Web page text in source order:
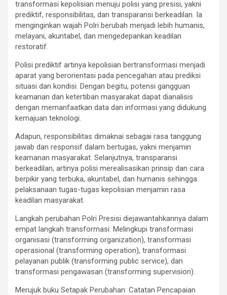
transformasi kepolisian menuju polisi yang presisi, yakni
prediktif, responsibilitas, dan transparansi berkeadilan. Ia
menginginkan wajah Polri berubah menjadi lebih humanis,
melayani, akuntabel, dan mengedepankan keadilan
restoratif.
Polisi prediktif artinya kepolisian bertransformasi menjadi
aparat yang berorientasi pada pencegahan atau prediksi
situasi dan kondisi. Dengan begitu, potensi gangguan
keamanan dan ketertiban masyarakat dapat dianalisis
dengan memanfaatkan data dan informasi yang didukung
kemajuan teknologi.
Adapun, responsibilitas dimaknai sebagai rasa tanggung
jawab dan responsif dalam bertugas, yakni menjamin
keamanan masyarakat. Selanjutnya, transparansi
berkeadilan, artinya polisi merealisasikan prinsip dan cara
berpikir yang terbuka, akuntabel, dan humanis sehingga
pelaksanaan tugas-tugas kepolisian menjamin rasa
keadilan masyarakat.
Langkah perubahan Polri Presisi diejawantahkannya dalam
empat langkah transformasi. Melingkupi transformasi
organisasi (transforming organization), transformasi
operasional (transforming operation), transformasi
pelayanan publik (transforming public service), dan
transformasi pengawasan (transforming supervision).
Merujuk buku Setapak Perubahan: Catatan Pencapaian